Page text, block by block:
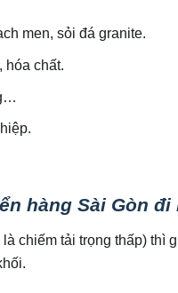
men, sỏi đá granite.
hóa chất.
hàng Sài Gòn
chiếm tải trọng thấp) thì